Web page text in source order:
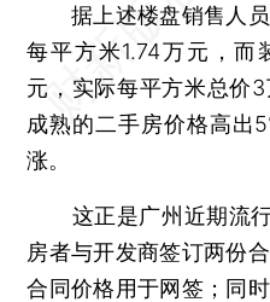
据上述楼盘销售人员
每平方米1.74万元，而
元，实际每平方米总价
成熟的二手房价格高出
涨。
这正是广州近期流行
房者与开发商签订两份
合同价格用于网签；同